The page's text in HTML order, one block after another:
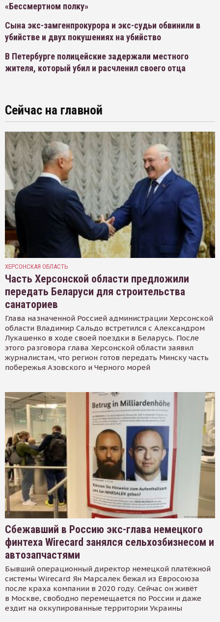
«Бессмертном полку»
Сына экс-замгенпрокурора и экс-судьи обвинили в
убийстве и двух покушениях на убийство
В Петербурге полицейские задержали местного
жителя, который убил и расчленил своего отца
Сейчас на главной
ХЕРСОНСКАЯ ОБЛАСТЬ
Часть Херсонской области предложили
передать Беларуси для строительства
санаториев
Глава назначенной Россией администрации Херсонской
области Владимир Сальдо встретился с Александром
Лукашенко в ходе своей поездки в Беларусь. После
этого разговора глава Херсонской области заявил
журналистам, что регион готов передать Минску часть
побережья Азовского и Черного морей
Сбежавший в Россию экс-глава немецкого
финтеха Wirecard занялся сельхозбизнесом и
автозапчастями
Бывший операционный директор немецкой платёжной
системы Wirecard Ян Марсалек бежал из Евросоюза
после краха компании в 2020 году. Сейчас он живёт
в Москве, свободно перемещается по России и даже
ездит на оккупированные территории Украины